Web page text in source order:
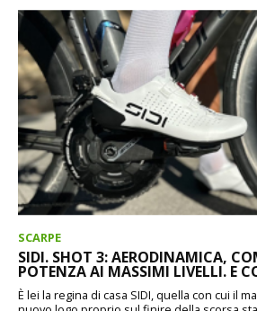
SCARPE
SIDI. SHOT 3: AERODINAMICA,
POTENZA AI MASSIMI LIVELLI. E
È lei la regina di casa SIDI, quella con cui il